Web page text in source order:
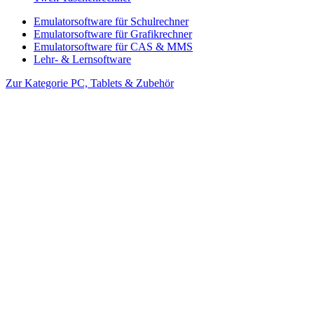
Emulatorsoftware für Schulrechner
Emulatorsoftware für Grafikrechner
Emulatorsoftware für CAS & MMS
Lehr- & Lernsoftware
Zur Kategorie PC, Tablets & Zubehör